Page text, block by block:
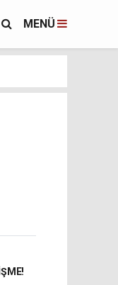
MENÜ